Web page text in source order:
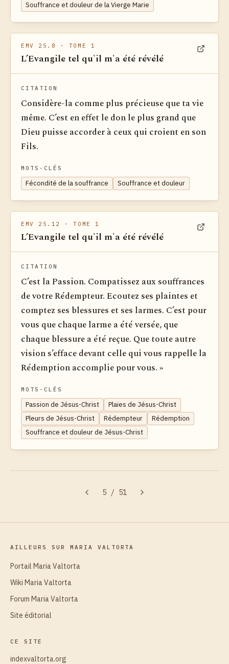
Souffrance et douleur de la Vierge Marie
EMV 25.8 · TOME 1
L’Evangile tel qu'il m'a été révélé
CITATION
Considère-la comme plus précieuse que ta vie
même. C’est en effet le don le plus grand que
Dieu puisse accorder à ceux qui croient en son
Fils.
MOTS-CLÉS
Fécondité de la souffrance Souffrance et douleur
EMV 25.12 · TOME 1
L’Evangile tel qu'il m'a été révélé
CITATION
C’est la Passion. Compatissez aux souffrances
de votre Rédempteur. Ecoutez ses plaintes et
comptez ses blessures et ses larmes. C’est pour
vous que chaque larme a été versée, que
chaque blessure a été reçue. Que toute autre
vision s’efface devant celle qui vous rappelle la
Rédemption accomplie pour vous. »
MOTS-CLÉS
Passion de Jésus-Christ
Plaies de Jésus-Christ
Pleurs de Jésus-Christ
Rédempteur
Rédemption
Souffrance et douleur de Jésus-Christ
5 / 51
AILLEURS SUR MARIA VALTORTA
Portail Maria Valtorta
Wiki Maria Valtorta
Forum Maria Valtorta
Site éditorial
CE SITE
indexvaltorta.org